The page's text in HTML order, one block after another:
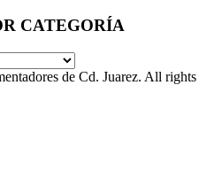
CATEGORÍA
de Cd. Juarez. All rights